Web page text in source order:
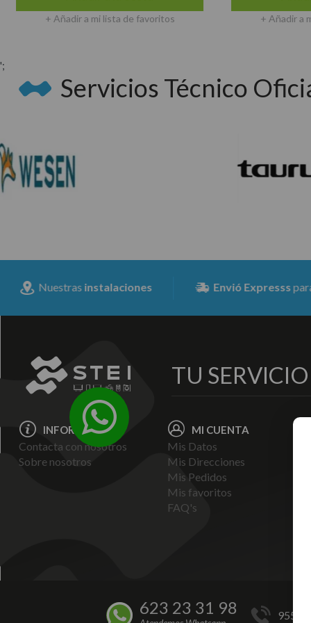
+ Añadir a mi lista de favoritos + Añadir a mi lista
';
Servicios Técnico
Envió Expresss para toda la península
TU
INFORMACIÓN
Contacta con nosotros
Sobre nosotros
MI CUENTA
Mis Datos
Mis Direcciones
Mis Pedidos
Mis favoritos
FAQ's
623 23 31 98 955